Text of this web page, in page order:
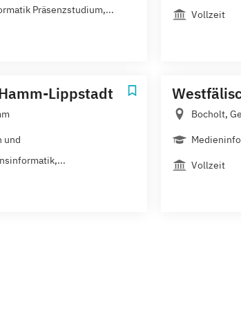
Präsenzstudium,... Vollzeit
Lippstadt
und
Bocholt,
Vollzeit